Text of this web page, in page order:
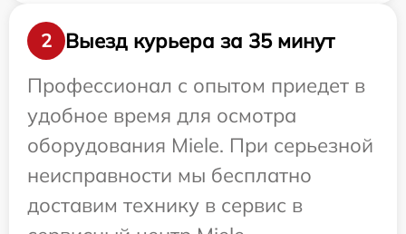
2
Выезд курьера за 35 минут
Профессионал с опытом приедет в
удобное время для осмотра
оборудования Miele. При серьезной
неисправности мы бесплатно
доставим технику в сервис в